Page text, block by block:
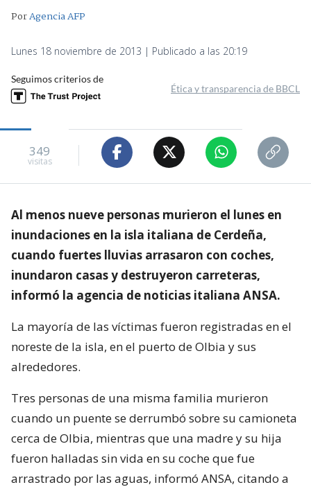
PorAgencia AFP
Lunes 18 noviembre de 2013 | Publicado a las 20:19
Seguimos criterios de
Ética y transparencia de BBCL
349
visitas
Al menos nueve personas murieron el lunes en
inundaciones en la isla italiana de Cerdeña,
cuando fuertes lluvias arrasaron con coches,
inundaron casas y destruyeron carreteras,
informó la agencia de noticias italiana ANSA.
La mayoría de las víctimas fueron registradas en el
noreste de la isla, en el puerto de Olbia y sus
alrededores.
Tres personas de una misma familia murieron
cuando un puente se derrumbó sobre su camioneta
cerca de Olbia, mientras que una madre y su hija
fueron halladas sin vida en su coche que fue
arrastrado por las aguas, informó ANSA, citando a